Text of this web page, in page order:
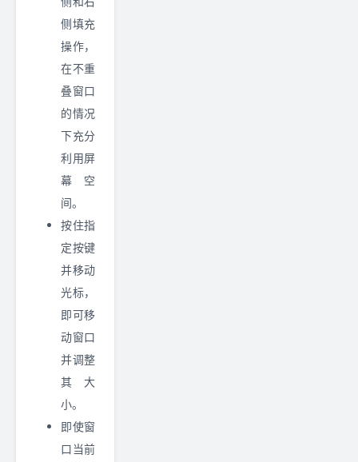
侧填充
操作，
在不重
叠窗口
的情况
下充分
利用屏
幕空
间。
按住指
定按键
并移动
光标，
即可移
动窗口
并调整
其大
小。
即使窗
口当前